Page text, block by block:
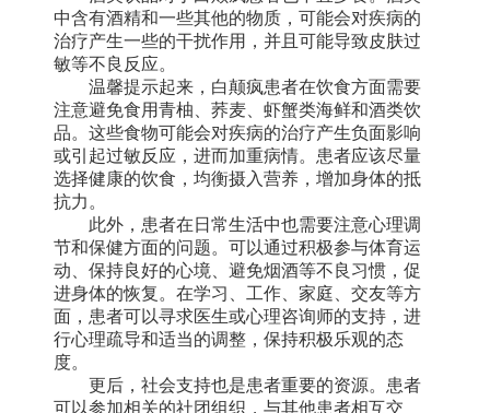
中含有酒精和一些其他的物质，可能会对疾病的
治疗产生一些的干扰作用，并且可能导致皮肤过
敏等不良反应。
温馨提示起来，白颠疯患者在饮食方面需要
注意避免食用青柚、荞麦、虾蟹类海鲜和酒类饮
品。这些食物可能会对疾病的治疗产生负面影响
或引起过敏反应，进而加重病情。患者应该尽量
选择健康的饮食，均衡摄入营养，增加身体的抵
抗力。
此外，患者在日常生活中也需要注意心理调
节和保健方面的问题。可以通过积极参与体育运
动、保持良好的心境、避免烟酒等不良习惯，促
进身体的恢复。在学习、工作、家庭、交友等方
面，患者可以寻求医生或心理咨询师的支持，进
行心理疏导和适当的调整，保持积极乐观的态
度。
更后，社会支持也是患者重要的资源。患者
可以参加相关的社团组织，与其他患者相互交